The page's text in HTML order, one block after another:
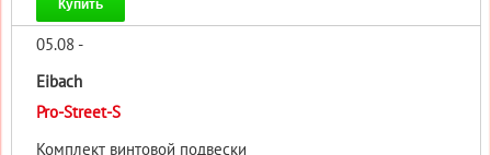
Купить
05.08 -
Eibach
Pro-Street-S
Комплект винтовой подвески